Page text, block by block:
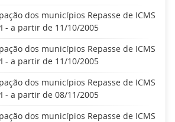
dos municípios Repasse de ICMS
- a partir de 11/10/2005
dos municípios Repasse de ICMS
- a partir de 11/10/2005
dos municípios Repasse de ICMS
- a partir de 08/11/2005
dos municípios Repasse de ICMS